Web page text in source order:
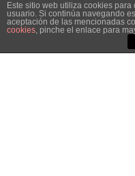
Este sitio web utiliza cookies
usuario. Si continúa navegando
aceptación de las mencionadas
cookies, pinche el enlace para